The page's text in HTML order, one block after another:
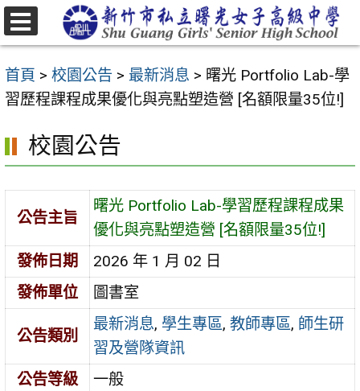
跳
至
要
內
區
首頁 > 校園公告 > 最新消息 > 曙光 Portfolio Lab-學
習歷程課程成果優化與亮點塑造營 [名額限量35位!]
校園公告
公告主旨
曙光 Portfolio Lab-學習歷程課程成果
優化與亮點塑造營 [名額限量35位!]
發佈日期
2026 年 1 月 02 日
發佈單位
圖書室
公告類別
最新消息, 學生專區,教師專區, 師生研
習及營隊資訊
公告等級
一般
選
單